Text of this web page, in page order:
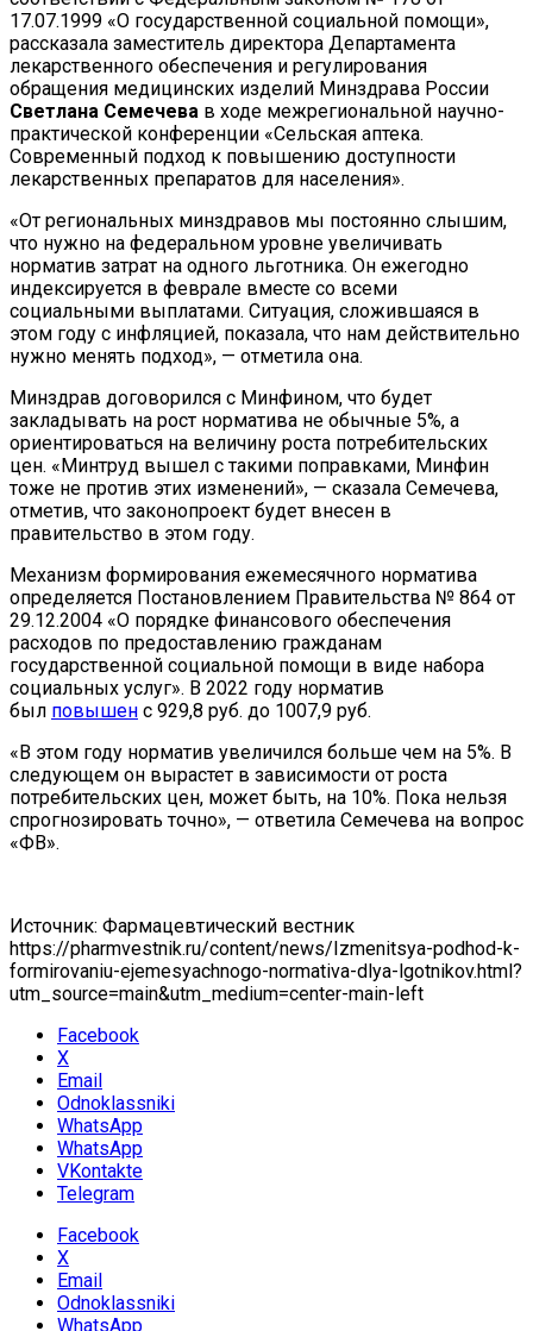
17.07.1999 «О государственной социальной помощи»,
рассказала заместитель директора Департамента
лекарственного обеспечения и регулирования
обращения медицинских изделий Минздрава России
Светлана Семечева в ходе межрегиональной научно-
практической конференции «Сельская аптека.
Современный подход к повышению доступности
лекарственных препаратов для населения».
«От региональных минздравов мы постоянно слышим,
что нужно на федеральном уровне увеличивать
норматив затрат на одного льготника. Он ежегодно
индексируется в феврале вместе со всеми
социальными выплатами. Ситуация, сложившаяся в
этом году с инфляцией, показала, что нам действительно
нужно менять подход», — отметила она.
Минздрав договорился с Минфином, что будет
закладывать на рост норматива не обычные 5%, а
ориентироваться на величину роста потребительских
цен. «Минтруд вышел с такими поправками, Минфин
тоже не против этих изменений», — сказала Семечева,
отметив, что законопроект будет внесен в
правительство в этом году.
Механизм формирования ежемесячного норматива
определяется Постановлением Правительства № 864 от
29.12.2004 «О порядке финансового обеспечения
расходов по предоставлению гражданам
государственной социальной помощи в виде набора
социальных услуг». В 2022 году норматив
был повышен с 929,8 руб. до 1007,9 руб.
«В этом году норматив увеличился больше чем на 5%. В
следующем он вырастет в зависимости от роста
потребительских цен, может быть, на 10%. Пока нельзя
спрогнозировать точно», — ответила Семечева на вопрос
«ФВ».
Источник: Фармацевтический вестник
https://pharmvestnik.ru/content/news/Izmenitsya-podhod-k-
formirovaniu-ejemesyachnogo-normativa-dlya-lgotnikov.html?
utm_source=main&utm_medium=center-main-left
Facebook
X
Email
Odnoklassniki
WhatsApp
WhatsApp
VKontakte
Telegram
Facebook
X
Email
Odnoklassniki
WhatsApp